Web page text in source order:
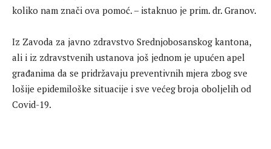
koliko nam znači ova pomoć. – istaknuo je prim. dr. Granov.
Iz Zavoda za javno zdravstvo Srednjobosanskog kantona,
ali i iz zdravstvenih ustanova još jednom je upućen apel
građanima da se pridržavaju preventivnih mjera zbog sve
lošije epidemiloške situacije i sve većeg broja oboljelih od
Covid-19.